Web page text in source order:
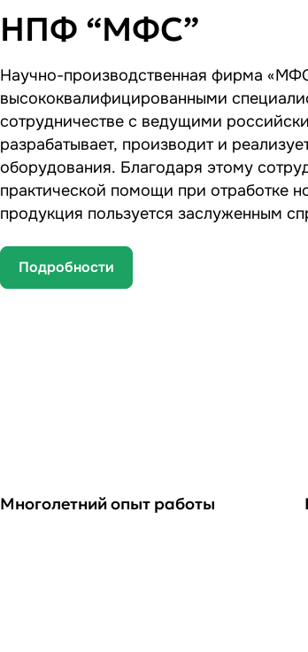
НПФ “МФС”
Научно-производственная фирма
высококвалифицированными
сотрудничестве с ведущими
разрабатывает, производит и
оборудования. Благодаря этому
практической помощи при отработке
продукция пользуется заслуженным
Подробности
Многолетний опыт работы